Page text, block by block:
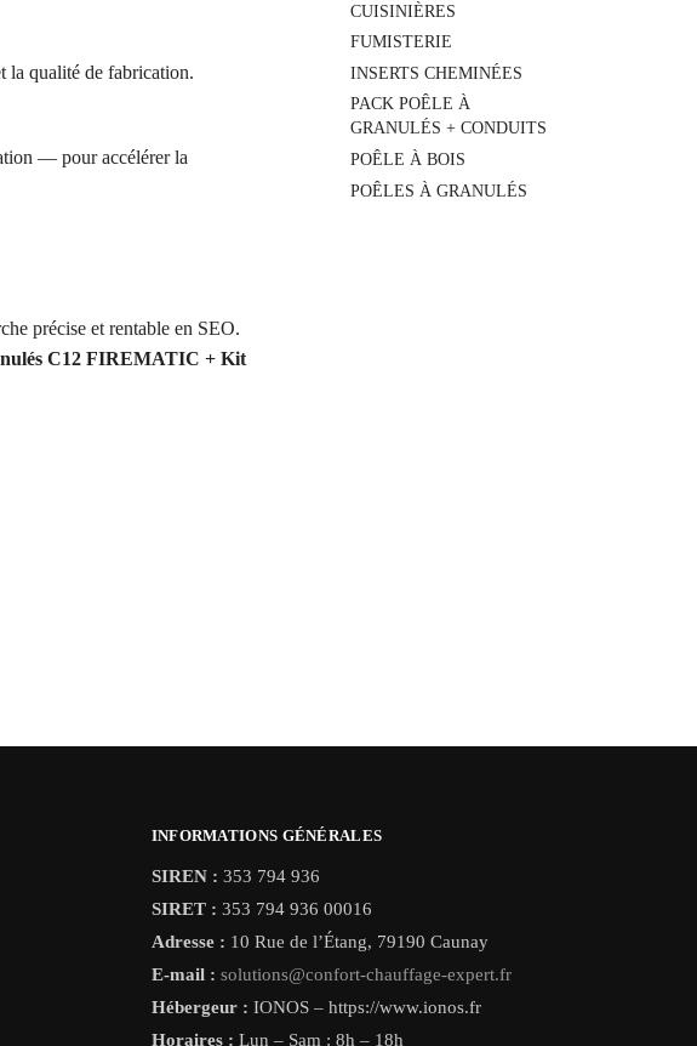
la qualité de fabrication.
— pour accélérer la
précise et rentable en SEO.
C12 FIREMATIC + Kit
CUISINIÈRES
FUMISTERIE
INSERTS CHEMINÉES
PACK POÊLE À
GRANULÉS + CONDUITS
POÊLE À BOIS
POÊLES À GRANULÉS
INFORMATIONS GÉNÉRALES
SIREN : 353 794 936
SIRET : 353 794 936 00016
Adresse : 10 Rue de l’Étang, 79190 Caunay
E-mail : solutions@confort-chauffage-expert.fr
Hébergeur : IONOS – https://www.ionos.fr
Horaires : Lun – Sam : 8h – 18h